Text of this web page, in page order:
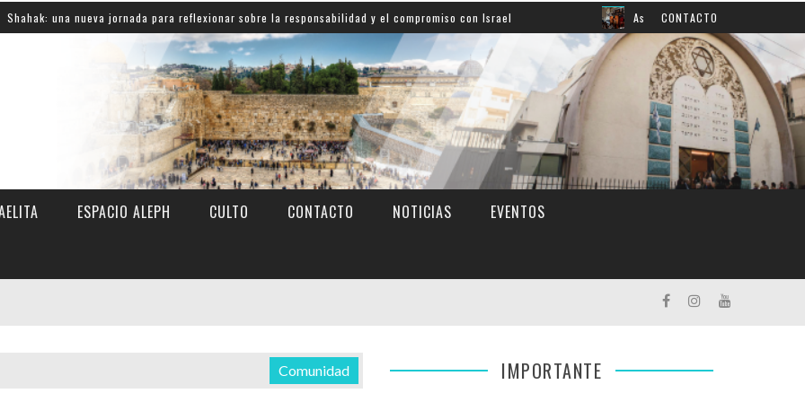
nueva jornada para reflexionar sobre la responsabilidad y el compromiso con Israel Así aprendemos inglés: mirá el grato
CONTACTO
ESPACIO ALEPH CULTO CONTACTO NOTICIAS EVENTOS
Comunidad IMPORTANTE